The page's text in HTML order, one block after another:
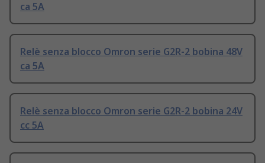
ca 5A
Relè senza blocco Omron serie G2R-2 bobina 48V
ca 5A
Relè senza blocco Omron serie G2R-2 bobina 24V
cc 5A